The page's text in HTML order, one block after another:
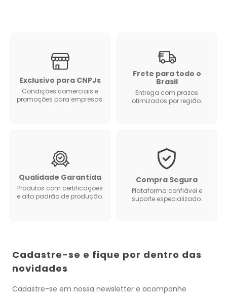
Exclusivo para CNPJs
Condições comerciais e
promoções para empresas.
Frete para todo o
Brasil
Entrega com prazos
otimizados por região.
Qualidade Garantida
Produtos com certificações
e alto padrão de produção.
Compra Segura
Plataforma confiável e
suporte especializado.
Cadastre-se e fique por dentro das
novidades
Cadastre-se em nossa newsletter e acompanhe